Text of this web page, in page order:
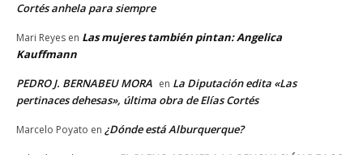
Cortés anhela para siempre
Mari Reyes en Las mujeres también pintan: Angelica
Kauffmann
PEDRO J. BERNABEU MORA en La Diputación edita «Las
pertinaces dehesas», última obra de Elías Cortés
Marcelo Poyato en ¿Dónde está Alburquerque?